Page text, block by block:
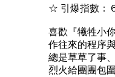
☆ 引爆指數：
喜歡『犧牲小
作往來的程序
總是草草了事
烈火給團團包